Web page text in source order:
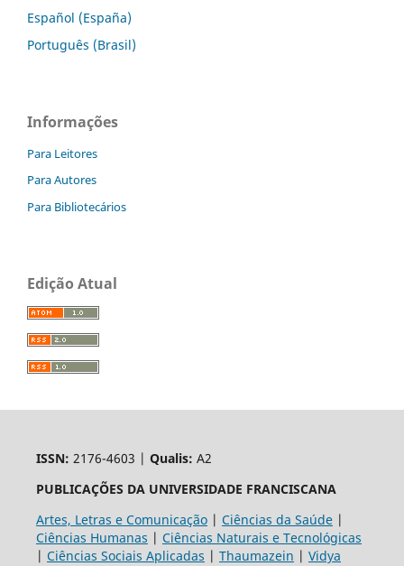
Español (España)
Português (Brasil)
Informações
Para Leitores
Para Autores
Para Bibliotecários
Edição Atual
ISSN: 2176-4603 | Qualis: A2
PUBLICAÇÕES DA UNIVERSIDADE FRANCISCANA
Artes, Letras e Comunicação| Ciências da Saúde|
Ciências Humanas | Ciências Naturais e Tecnológicas
| Ciências Sociais Aplicadas | Thaumazein | Vidya